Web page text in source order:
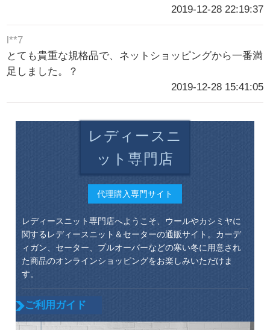
2019-12-28 22:19:37
l**7
とても貴重な規格品で、ネットショッピングから一番満
足しました。？
2019-12-28 15:41:05
レディースニ
ット専門店
代理購入専門サイト
レディースニット専門店へようこそ、ウールやカシミヤに
関するレディースニット＆セーターの通販サイト。カーデ
ィガン、セーター、プルオーバーなどの寒い冬に用意され
た商品のオンラインショッピングをお楽しみいただけま
す。
ご利用ガイド